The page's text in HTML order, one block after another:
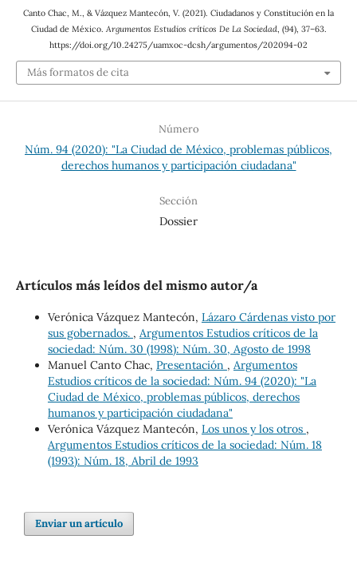
Canto Chac, M., & Vázquez Mantecón, V. (2021). Ciudadanos y Constitución en la
Ciudad de México. Argumentos Estudios críticos De La Sociedad, (94), 37–63.
https://doi.org/10.24275/uamxoc-dcsh/argumentos/202094-02
Más formatos de cita
Número
Núm. 94 (2020): "La Ciudad de México, problemas públicos,
derechos humanos y participación ciudadana"
Sección
Dossier
Artículos más leídos del mismo autor/a
Verónica Vázquez Mantecón, Lázaro Cárdenas visto por
sus gobernados. , Argumentos Estudios críticos de la
sociedad: Núm. 30 (1998): Núm. 30, Agosto de 1998
Manuel Canto Chac, Presentación , Argumentos
Estudios críticos de la sociedad: Núm. 94 (2020): "La
Ciudad de México, problemas públicos, derechos
humanos y participación ciudadana"
Verónica Vázquez Mantecón, Los unos y los otros ,
Argumentos Estudios críticos de la sociedad: Núm. 18
(1993): Núm. 18, Abril de 1993
Enviar un artículo